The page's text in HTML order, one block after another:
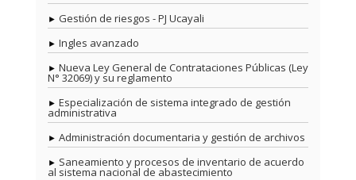
Gestión de riesgos - PJ Ucayali
Ingles avanzado
Nueva Ley General de Contrataciones Públicas (Ley
N° 32069) y su reglamento
Especialización de sistema integrado de gestión
administrativa
Administración documentaria y gestión de archivos
Saneamiento y procesos de inventario de acuerdo
al sistema nacional de abastecimiento